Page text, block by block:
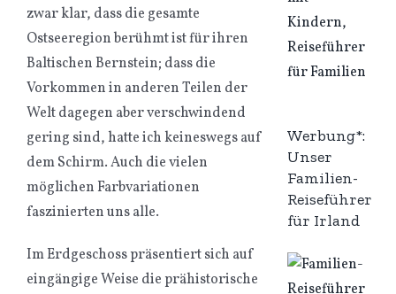
zwar klar, dass die gesamte
Ostseeregion berühmt ist für ihren
Baltischen Bernstein; dass die
Vorkommen in anderen Teilen der
Welt dagegen aber verschwindend
gering sind, hatte ich keineswegs auf
dem Schirm. Auch die vielen
möglichen Farbvariationen
faszinierten uns alle.
Im Erdgeschoss präsentiert sich auf
eingängige Weise die prähistorische
Werbung*:
Unser
Familien-
Reiseführer
für Irland